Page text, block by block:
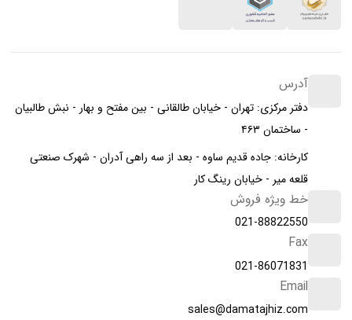
آدرس
دفتر مرکزی: تهران - خیابان طالقانی - بین مفتح و بهار - نبش طالبیان
- ساختمان ۴۶۳
کارخانه: جاده قدیم ساوه - بعد از سه راهی آدران - شهرک صنعتی
قلعه میر - خیابان رینگ کار
خط ویژه فروش
021-88822550
Fax
021-86071831
Email
sales@damatajhiz.com